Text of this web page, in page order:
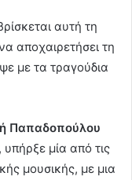
αυτή τη
αποχαιρετήσει τη
με τα τραγούδια
Παπαδοπούλου
μία από τις
μουσικής, με μια